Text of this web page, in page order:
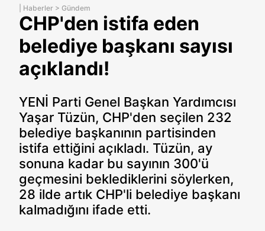
Haberler > Gündem
CHP'den istifa eden
belediye başkanı sayısı
açıklandı!
YENİ Parti Genel Başkan Yardımcısı
Yaşar Tüzün, CHP'den seçilen 232
belediye başkanının partisinden
istifa ettiğini açıkladı. Tüzün, ay
sonuna kadar bu sayının 300'ü
geçmesini beklediklerini söylerken,
28 ilde artık CHP'li belediye başkanı
kalmadığını ifade etti.